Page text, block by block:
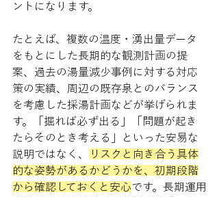
ントになります。
たとえば、複数の温度・湧出量データ
をもとにした長期的な観測計画の提
案、過去の湯量減少事例に対する対応
策の実績、周辺の既存泉とのバランス
を考慮した採湯計画などが挙げられま
す。「掘れば必ず出る」「問題が起き
たらそのとき考える」といった安易な
説明ではなく、
リスクと向き合う具体
的な姿勢があるかどうかを、初期段階
から確認しておくと安心です。長期運用